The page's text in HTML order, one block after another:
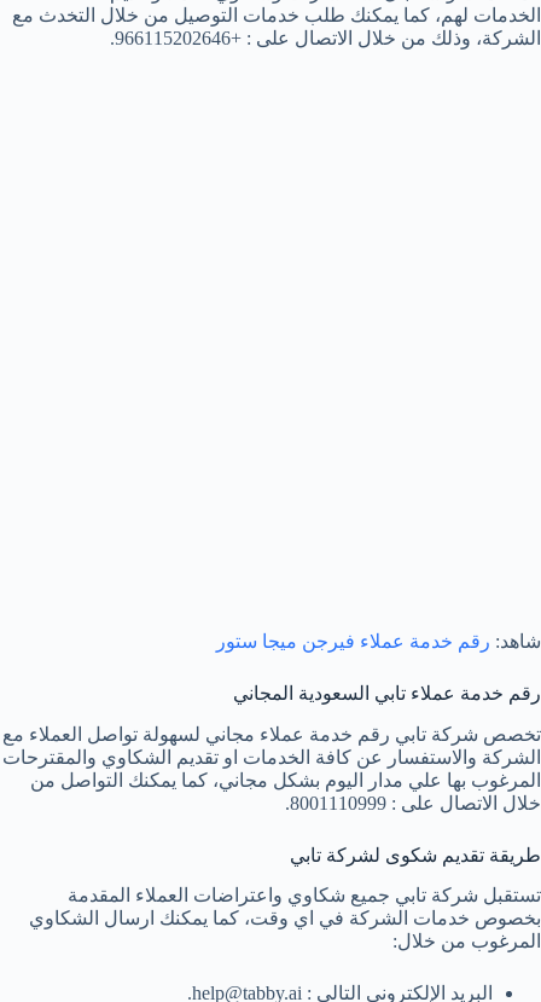
الخدمات لهم، كما يمكنك طلب خدمات التوصيل من خلال التخدث مع
الشركة، وذلك من خلال الاتصال على : +966115202646.
شاهد: رقم خدمة عملاء فيرجن ميجا ستور
رقم خدمة عملاء تابي السعودية المجاني
تخصص شركة تابي رقم خدمة عملاء مجاني لسهولة تواصل العملاء مع
الشركة والاستفسار عن كافة الخدمات او تقديم الشكاوي والمقترحات
المرغوب بها علي مدار اليوم بشكل مجاني، كما يمكنك التواصل من
خلال الاتصال على : 8001110999.
طريقة تقديم شكوى لشركة تابي
تستقبل شركة تابي جميع شكاوي واعتراضات العملاء المقدمة
بخصوص خدمات الشركة في اي وقت، كما يمكنك ارسال الشكاوي
المرغوب من خلال:
البريد الإلكتروني التالي : help@tabby.ai.